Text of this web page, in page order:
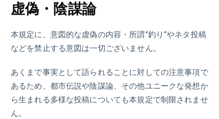
虚偽・陰謀論
本規定に、意図的な虚偽の内容・所謂”釣り”やネタ投稿
などを禁止する意図は一切ございません。
あくまで事実として語られることに対しての注意事項で
あるため、都市伝説や陰謀論、その他ユニークな発想か
ら生まれる多様な投稿についても本規定で制限されませ
ん。